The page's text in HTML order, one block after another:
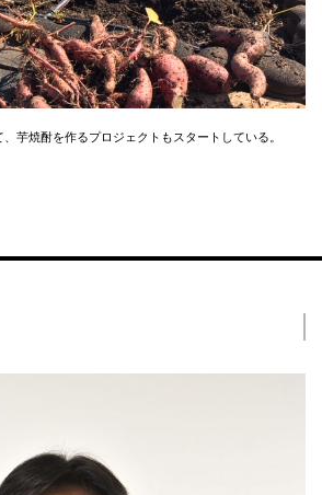
芋焼酎を作るプロジェクトもスタートしている。